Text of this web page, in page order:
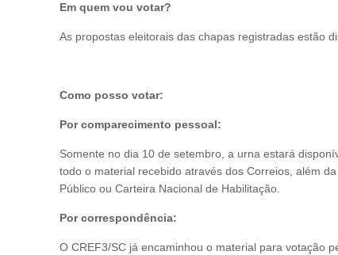
Em quem vou votar?
As propostas eleitorais das chapas registradas estão
Como posso votar:
Por comparecimento pessoal:
Somente no dia 10 de setembro, a urna estará
todo o material recebido através dos Correios, além
Público ou Carteira Nacional de Habilitação.
Por correspondência:
O CREF3/SC já encaminhou o material para votação